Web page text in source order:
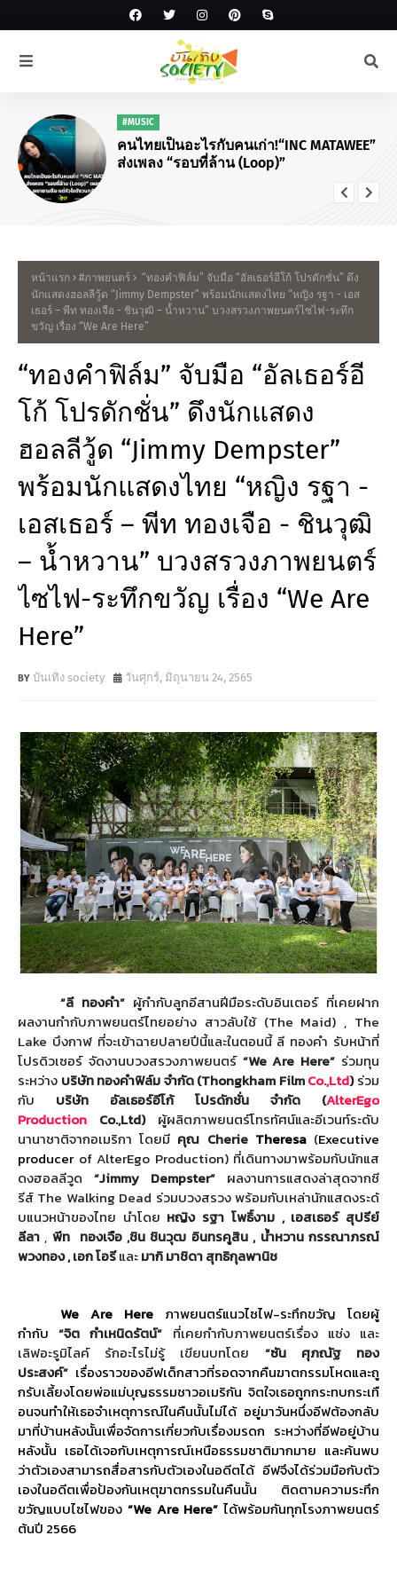
"KNOCK ON Vol.2" IN BANGKOK!
หน้าแรก #ภาพยนตร์
“ทองคำฟิล์ม” จับมือ “อัลเธอร์อีโก้ โปรดักชั่น” ดึง
นักแสดงฮอลลีวู้ด “Jimmy Dempster” พร้อมนักแสดงไทย “หญิง รฐา - เอส
เธอร์ – พีท ทองเจือ - ชินวุฒิ – น้ำหวาน” บวงสรวงภาพยนตร์ไซไฟ-ระทึก
ขวัญ เรื่อง “We Are Here”
“ทองคำฟิล์ม” จับมือ “อัลเธอร์อี
โก้ โปรดักชั่น” ดึงนักแสดง
ฮอลลีวู้ด “Jimmy Dempster”
พร้อมนักแสดงไทย “หญิง รฐา -
เอสเธอร์ – พีท ทองเจือ - ชินวุฒิ
– น้ำหวาน” บวงสรวงภาพยนตร์
ไซไฟ-ระทึกขวัญ เรื่อง “We Are
Here”
บันเทิง society วันศุกร์, มิถุนายน 24, 2565
“ลี ทองคำ” ผู้กำกับลูกอีสานฝีมือระดับอินเตอร์ ที่เคยฝาก
ผลงานกำกับภาพยนตร์ไทยอย่าง สาวลับใช้ (The Maid), The
Lake บึงกาฬ ที่จะเข้าฉายปลายปีนี้และในตอนนี้ ลี ทองคำ รับหน้าที่
โปรดิวเซอร์ จัดงานบวงสรวงภาพยนตร์ “We Are Here” ร่วมทุน
ระหว่าง บริษัท ทองคำฟิล์ม จำกัด (Thongkham FilmCo.,Ltd)ร่วม
กับ บริษัท อัลเธอร์อีโก้ โปรดักชั่น จำกัด (AlterEgo
Production Co.,Ltd)ผู้ผลิตภาพยนตร์โทรทัศน์และอีเวนท์ระดับ
นานาชาติจากอเมริกา โดยมี คุณ Cherie Theresa (Executive
producerof AlterEgo Production) ที่เดินทางมาพร้อมกับนักแส
ดงฮอลลีวูด “Jimmy Dempster” ผลงานการแสดงล่าสุดจากซี
รีส์ The Walking Dead ร่วมบวงสรวง พร้อมกับเหล่านักแสดงระดั
บแนวหน้าของไทย นำโดย หญิง รฐา โพธิ์งาม , เอสเธอร์ สุปรีย์
ลีลา , พีท ทองเจือ,ชิน ชินวุฒ อินทรคูสิน , น้ำหวาน กรรณาภรณ์
พวงทอง , เอก โอรีและมากิ มาชิดา สุทธิกุลพานิช
We Are Here
ภาพยนตร์แนวไซไฟ-ระทึกขวัญ โดยผู้
กำกับ“จิต กำเหนิดรัตน์” ที่เคยกำกับภาพยนตร์เรื่อง แช่ง และ
เลิฟอะรูมิไลค์ รักอะไรไม่รู้ เขียนบทโดย “ซัน
ศุภณัฐ ทอง
ประสงค์” เรื่องราวของอีฟเด็กสาวที่รอดจากคืนฆาตกรรมโหดและถู
กรับเลี้ยงโดยพ่อแม่บุญธรรมชาวอเมริกัน จิตใจเธอถูกกระทบกระเทื
อนจนทำให้เธอจำเหตุการณ์ในคืนนั้นไม่ได้ อยู่มาวันหนึ่งอีฟต้องกลับ
มาที่บ้านหลังนั้นเพื่อจัดการเกี่ยวกับเรื่องมรดก ระหว่างที่อีฟอยู่บ้าน
หลังนั้น เธอได้เจอกับเหตุการณ์เหนือธรรมชาติมากมาย และค้นพบ
ว่าตัวเองสามารถสื่อสารกับตัวเองในอดีตได้ อีฟจึงได้ร่วมมือกับตัว
เองในอดีตเพื่อป้องกันเหตุฆาตกรรมในคืนนั้น ติดตามความระทึก
ขวัญแบบไซไฟของ “We Are Here” ได้พร้อมกันทุกโรงภาพยนตร์
ต้นปี 2566